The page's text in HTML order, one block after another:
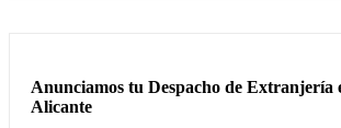
Anunciamos tu Despacho de Extranjería
Alicante